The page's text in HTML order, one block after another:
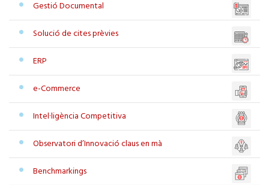
Gestió Documental
Solució de cites prèvies
ERP
e-Commerce
Intel·ligència Competitiva
Observatori d’Innovació claus en mà
Benchmarkings